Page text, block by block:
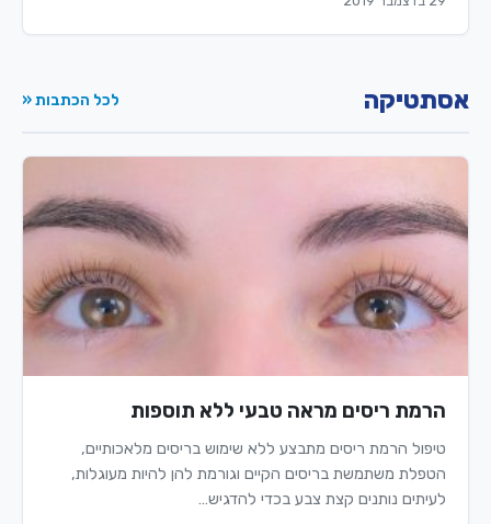
אסתטיקה לכל הכתבות «
הרמת ריסים מראה טבעי ללא תוספות
טיפול הרמת ריסים מתבצע ללא שימוש בריסים מלאכותיים,
הטפלת משתמשת בריסים הקיים וגורמת להן להיות מעוגלות,
לעיתים נותנים קצת צבע בכדי להדגיש…